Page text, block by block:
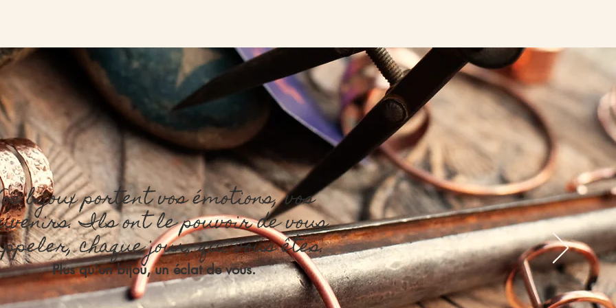
bijoux portent vos émotions, vos
Ils ont le pouvoir de vous
chaque jour, qui vous êtes.
Plus qu'un bijou, un éclat de vous.